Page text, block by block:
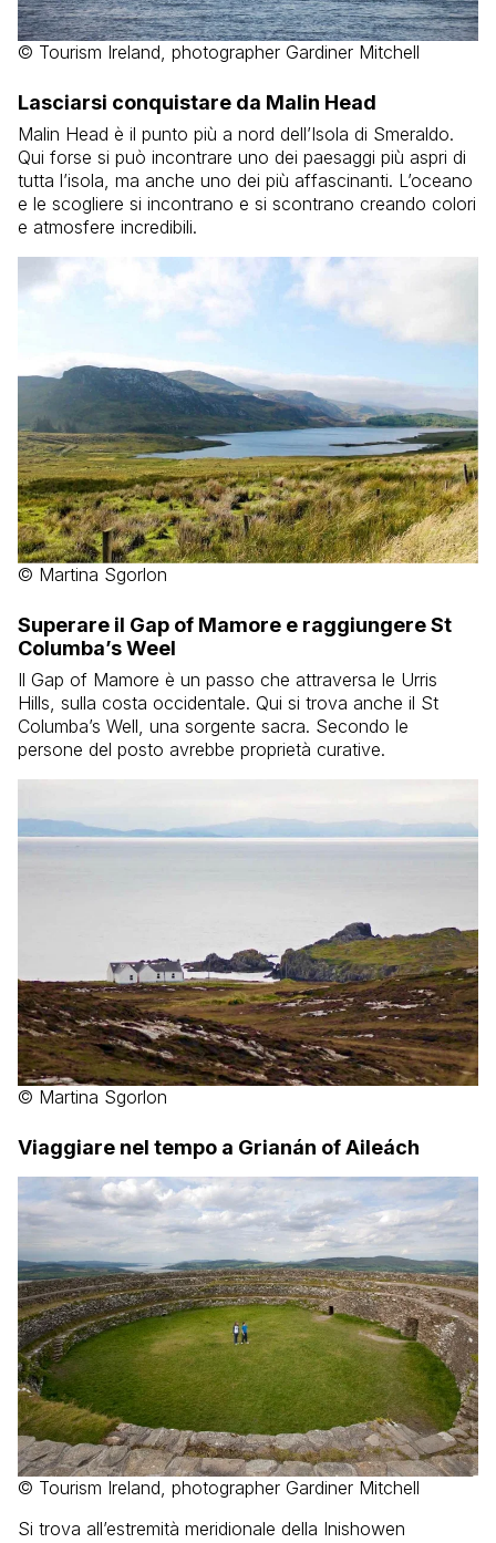
© Tourism Ireland, photographer Gardiner Mitchell
Lasciarsi conquistare da Malin Head
Malin Head è il punto più a nord dell’Isola di Smeraldo.
Qui forse si può incontrare uno dei paesaggi più aspri di
tutta l’isola, ma anche uno dei più affascinanti. L’oceano
e le scogliere si incontrano e si scontrano creando colori
e atmosfere incredibili.
© Martina Sgorlon
Superare il Gap of Mamore e raggiungere St
Columba’s Weel
Il Gap of Mamore è un passo che attraversa le Urris
Hills, sulla costa occidentale. Qui si trova anche il St
Columba’s Well, una sorgente sacra. Secondo le
persone del posto avrebbe proprietà curative.
© Martina Sgorlon
Viaggiare nel tempo a Grianán of Aileách
© Tourism Ireland, photographer Gardiner Mitchell
Si trova all’estremità meridionale della Inishowen